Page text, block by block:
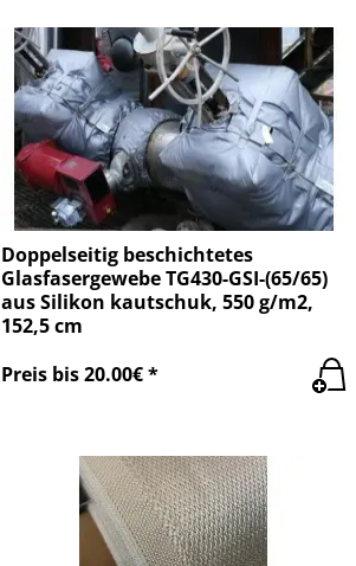
Doppelseitig beschichtetes
Glasfasergewebe TG430-GSI-(65/65)
aus Silikon kautschuk, 550 g/m2,
152,5 cm
Preis bis 20.00€ *